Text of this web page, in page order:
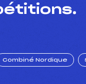
Combiné Nordique